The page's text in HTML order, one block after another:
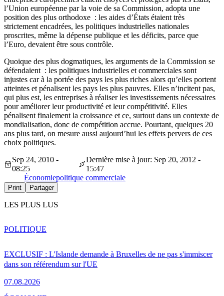
l’Union européenne par la voie de sa Commission, adopta une
position des plus orthodoxe : les aides d’États étaient très
strictement encadrées, les politiques industrielles nationales
proscrites, même la dépense publique et les déficits, parce que
l’Euro, devaient être sous contrôle.
Quoique des plus dogmatiques, les arguments de la Commission se
défendaient : les politiques industrielles et commerciales sont
injustes car à la portée des pays les plus riches alors qu’elles portent
atteintes et pénalisent les pays les plus pauvres. Elles n’incitent pas,
qui plus est, les entreprises à réaliser les investissements nécessaires
pour améliorer leur productivité et leur compétitivité. Elles
pénalisent finalement la croissance et ce, surtout dans un contexte de
mondialisation, donc de compétition accrue. Pourtant, quelques 20
ans plus tard, on mesure aussi aujourd’hui les effets pervers de ces
choix politiques.
Sep 24, 2010 -
08:25
Dernière mise à jour: Sep 20, 2012 -
15:47
Économiepolitique commerciale
Print Partager
LES PLUS LUS
EXCLUSIF : L'Islande demande à Bruxelles de ne pas s'immiscer
dans son référendum sur l'UE
07.08.2026
POLITIQUE